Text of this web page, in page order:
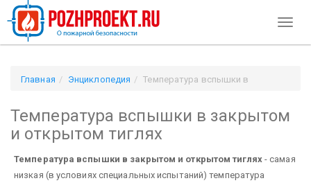
Главная Энциклопедия
Температура вспышки в
Температура вспышки в закрытом
и открытом тиглях
Температура вспышки в закрытом и открытом тиглях- самая
низкая (в условиях специальных испытаний) температура